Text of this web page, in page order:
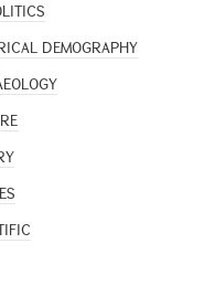
DEMOGRAPHY